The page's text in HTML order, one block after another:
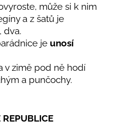
může si k nim
a z šatů je
dva.
je unosí
v zimě pod ně hodí
a punčochy.
REPUBLICE